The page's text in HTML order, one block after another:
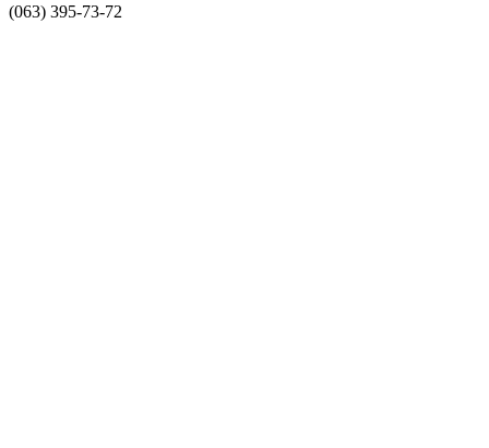
(063) 395-73-72